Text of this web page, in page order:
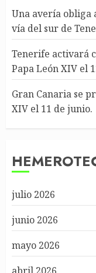
Una avería obliga
vía del sur de
Tenerife activará
Papa León XIV el
Gran Canaria se
XIV el 11 de junio.
julio 2026
junio 2026
mayo 2026